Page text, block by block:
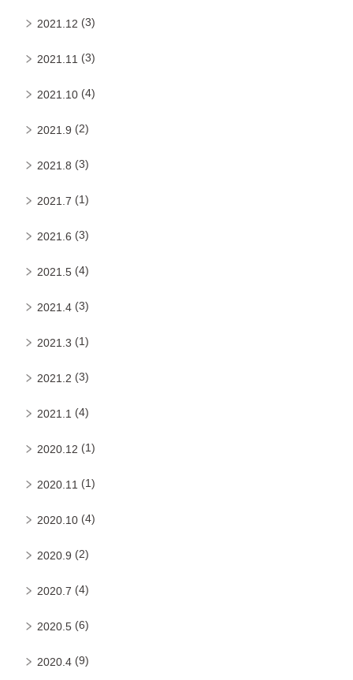
2021.12 (3)
2021.11 (3)
2021.10 (4)
2021.9 (2)
2021.8 (3)
2021.7 (1)
2021.6 (3)
2021.5 (4)
2021.4 (3)
2021.3 (1)
2021.2 (3)
2021.1 (4)
2020.12 (1)
2020.11 (1)
2020.10 (4)
2020.9 (2)
2020.7 (4)
2020.5 (6)
2020.4 (9)